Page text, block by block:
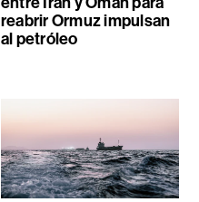
reabrir Ormuz impulsan
al petróleo